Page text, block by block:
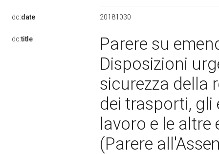
dc:date 20181030
dc:title
Parere su
Disposizioni
sicurezza della
dei trasporti, gli
lavoro e le altre
(Parere